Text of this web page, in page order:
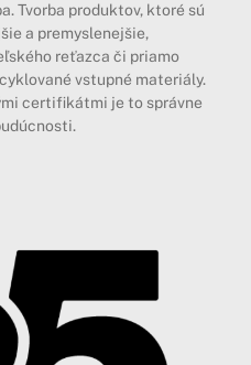
Tvorba produktov, ktoré sú
a premyslenejšie,
reťazca či priamo
vstupné materiály.
certifikátmi je to správne